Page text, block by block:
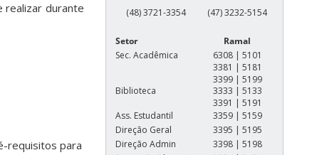
realizar durante
requisitos para
(48) 3721-3354 (47) 3232-5154
Setor
Ramal
Sec. Acadêmica
6308 | 5101
3381 | 5181
3399 | 5199
Biblioteca
3333 | 5133
3391 | 5191
Ass. Estudantil
3359 | 5159
Direção Geral
3395 | 5195
Direção Admin
3398 | 5198